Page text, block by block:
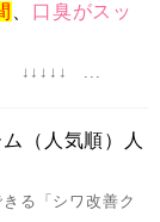
口臭がスッ
↓↓↓↓↓ ...
（人気順）人
る「シワ改善ク